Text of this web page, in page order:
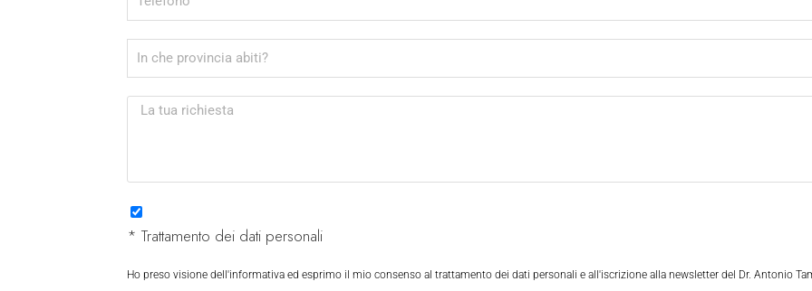
* Trattamento dei dati personali
Ho preso visione dell'informativa ed esprimo il mio consenso al trattamento dei dati personali e all'iscrizione alla newsletter del Dr. Antonio